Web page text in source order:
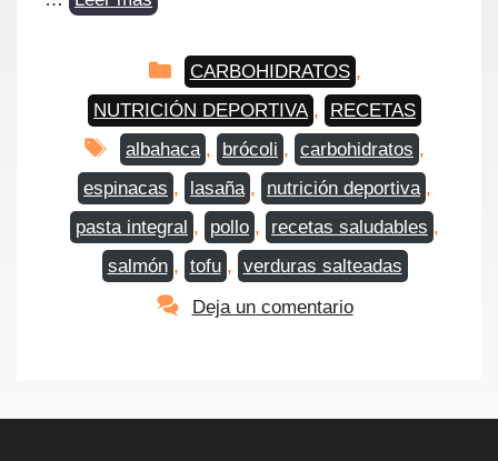
Categorías
CARBOHIDRATOS ,
NUTRICIÓN DEPORTIVA ,
RECETAS
Etiquetas
albahaca , brócoli , carbohidratos ,
espinacas , lasaña , nutrición deportiva ,
pasta integral , pollo , recetas saludables ,
salmón , tofu , verduras salteadas
Deja un comentario